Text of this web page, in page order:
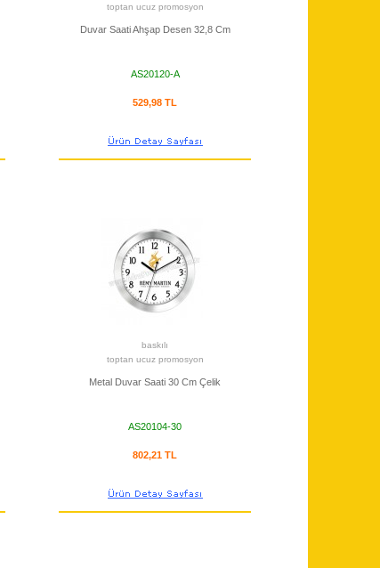
toptan ucuz promosyon
Duvar Saati Ahşap Desen 32,8 Cm
AS20120-A
529,98 TL
baskılı
toptan ucuz promosyon
Metal Duvar Saati 30 Cm Çelik
AS20104-30
802,21 TL